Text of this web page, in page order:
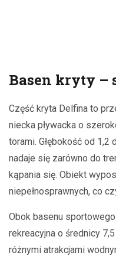
Basen kryty –
Część kryta Delfina to
niecka pływacka o
torami. Głębokość od 1,2
nadaje się zarówno do
kąpania się. Obiekt
niepełnosprawnych, co
Obok basenu
rekreacyjna o średnicy
różnymi atrakcjami